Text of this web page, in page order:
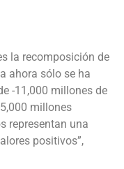
la recomposición de
ahora sólo se ha
-11,000 millones de
millones
representan una
positivos”,